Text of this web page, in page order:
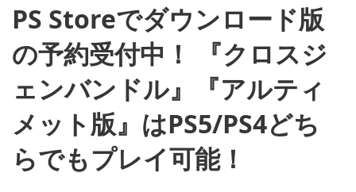
PS Storeでダウンロード版
の予約受付中！ 『クロスジ
ェンバンドル』『アルティ
メット版』はPS5/PS4どち
らでもプレイ可能！